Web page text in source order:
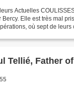
Actuelles
Bercy. Elle est très mal
où sept de leurs
Tellié, Father